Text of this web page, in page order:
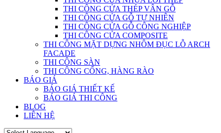
THI CÔNG CỬA THÉP VÂN GỖ
THI CÔNG CỬA GỖ TỰ NHIÊN
THI CÔNG CỬA GỖ CÔNG NGHIỆP
THI CÔNG CỬA COMPOSITE
THI CÔNG MẶT DỰNG NHÔM ĐỤC LỖ ARCH
FACADE
THI CÔNG SÀN
THI CÔNG CỔNG, HÀNG RÀO
BÁO GIÁ
BÁO GIÁ THIẾT KẾ
BÁO GIÁ THI CÔNG
BLOG
LIÊN HỆ